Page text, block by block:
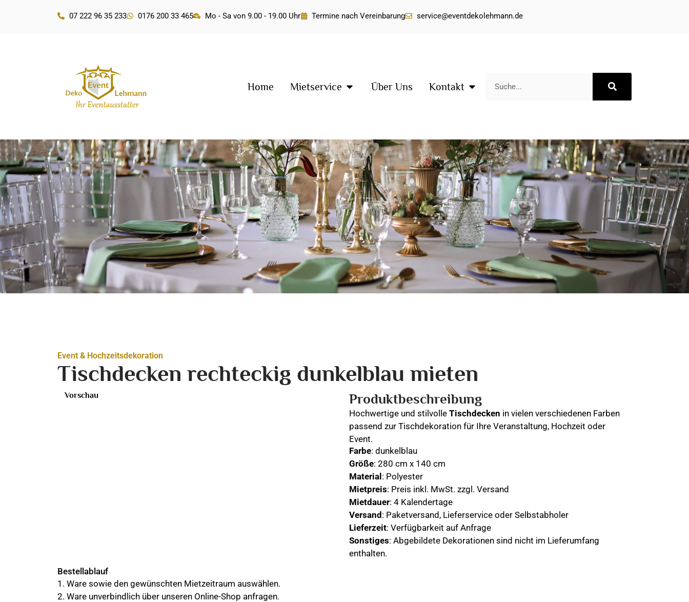
07 222 96 35 233 0176 200 33 465 Mo - Sa von 9.00 - 19.00 Uhr Termine nach Vereinbarung service@eventdekolehmann.de
Home Mietservice Über Uns Kontakt
Event & Hochzeitsdekoration
Tischdecken rechteckig dunkelblau mieten
Produktbeschreibung
Hochwertige und stilvolle Tischdecken in vielen verschiedenen Farben
passend zur Tischdekoration für Ihre Veranstaltung, Hochzeit oder
Event.
Farbe: dunkelblau
Größe: 280 cm x 140 cm
Material : Polyester
Mietpreis: Preis inkl. MwSt. zzgl. Versand
Mietdauer: 4 Kalendertage
Versand : Paketversand, Lieferservice oder Selbstabholer
Lieferzeit: Verfügbarkeit auf Anfrage
Sonstiges: Abgebildete Dekorationen sind nicht im Lieferumfang
enthalten.
Vorschau
Bestellablauf
1. Ware sowie den gewünschten Mietzeitraum auswählen.
2. Ware unverbindlich über unseren Online-Shop anfragen.